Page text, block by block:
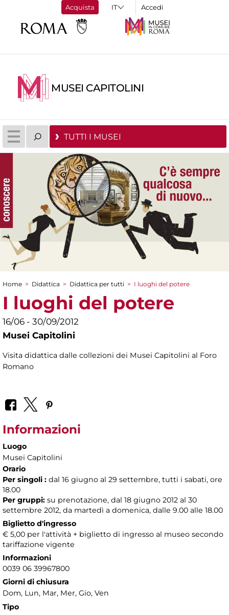
Acquista Accedi
MUSEI CAPITOLINI
TUTTI I MUSEI
Tu sei qui
Home > Didattica > Didattica per tutti > I luoghi del potere
I luoghi del potere
16/06 - 30/09/2012
Musei Capitolini
Visita didattica dalle collezioni dei Musei Capitolini al Foro
Romano
Informazioni
Luogo
Musei Capitolini
Orario
Per singoli : dal 16 giugno al 29 settembre, tutti i sabati, ore
18.00
Per gruppi: su prenotazione, dal 18 giugno 2012 al 30
settembre 2012, da martedì a domenica, dalle 9.00 alle 18.00
Biglietto d'ingresso
€ 5,00 per l'attività + biglietto di ingresso al museo secondo
tariffazione vigente
Informazioni
0039 06 39967800
Giorni di chiusura
Dom, Lun, Mar, Mer, Gio, Ven
Tipo